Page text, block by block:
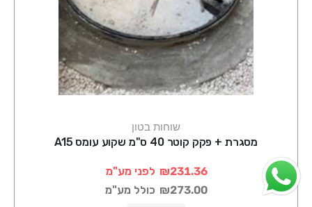
שוחות בטון
מסגרת + פקק קוטר 40 ס"מ שקוע עומס A15
₪231.36 לפני מע"מ
₪273.00 כולל מע"מ